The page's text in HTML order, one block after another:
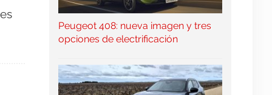
Peugeot 408: nueva imagen y tres
opciones de electrificación